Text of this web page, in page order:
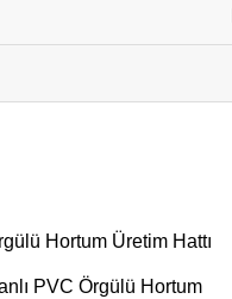
Hortum Üretim Hattı
PVC Örgülü Hortum